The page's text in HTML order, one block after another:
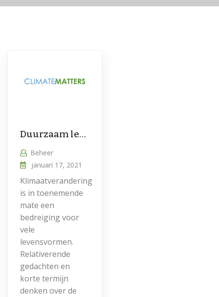
Duurzaam leven als het nieuwe normaal
Beheer
januari 17, 2021
Klimaatverandering
is in toenemende
mate een
bedreiging voor
vele
levensvormen.
Relativerende
gedachten en
korte termijn
denken over de